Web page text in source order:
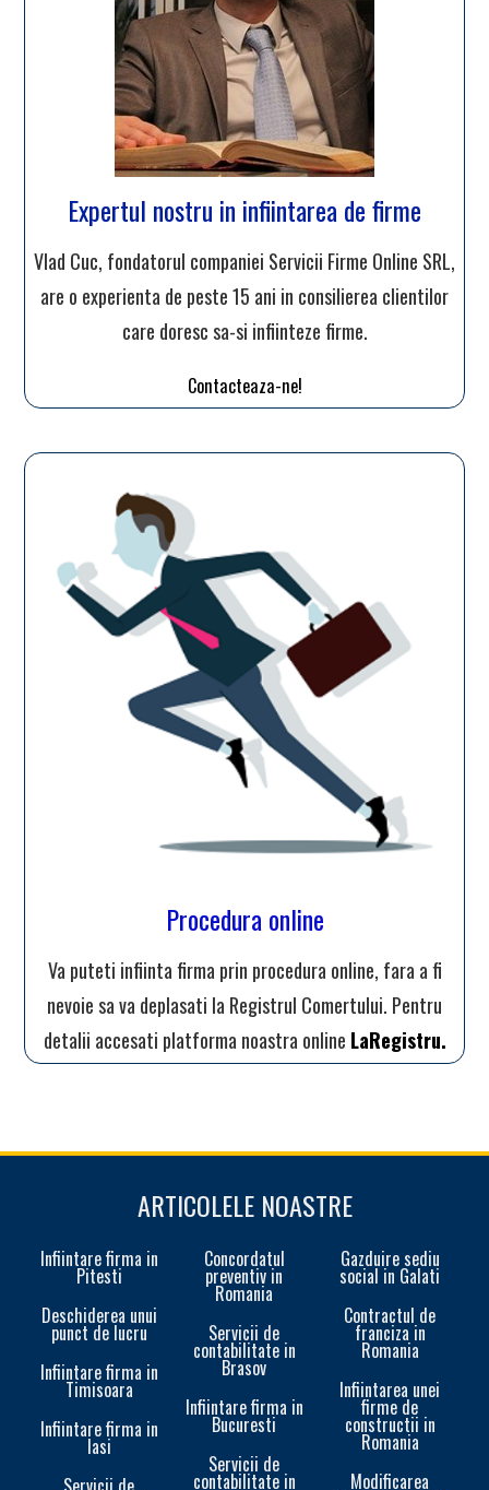
Expertul nostru in infiintarea de firme
Vlad Cuc, fondatorul companiei Servicii Firme Online SRL,
are o experienta de peste 15 ani in consilierea clientilor
care doresc sa-si infiinteze firme.
Contacteaza-ne!
Procedura online
Va puteti infiinta firma prin procedura online, fara a fi
nevoie sa va deplasati la Registrul Comertului. Pentru
detalii accesati platforma noastra online LaRegistru.
ARTICOLELE NOASTRE
Infiintare firma in
Pitesti
Deschiderea unui
punct de lucru
Infiintare firma in
Timisoara
Infiintare firma in
Iasi
Concordatul
preventiv in
Romania
Servicii de
contabilitate in
Brasov
Infiintare firma in
Bucuresti
Servicii de
contabilitate in
Gazduire sediu
social in Galati
Contractul de
franciza in
Romania
Infiintarea unei
firme de
constructii in
Romania
Modificarea